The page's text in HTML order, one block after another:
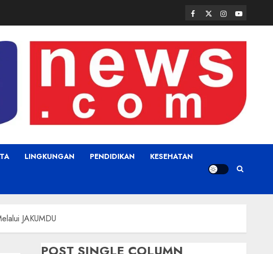
Facebook
TwitterInstagram
Youtube
LINGKUNGAN PENDIDIKAN KESEHATAN
JAKUMDU